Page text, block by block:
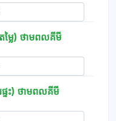
ម្លៃ) ថាមពលគីមីកម្រងសំណួរ
ផ្ទះ) ថាមពលគីមី